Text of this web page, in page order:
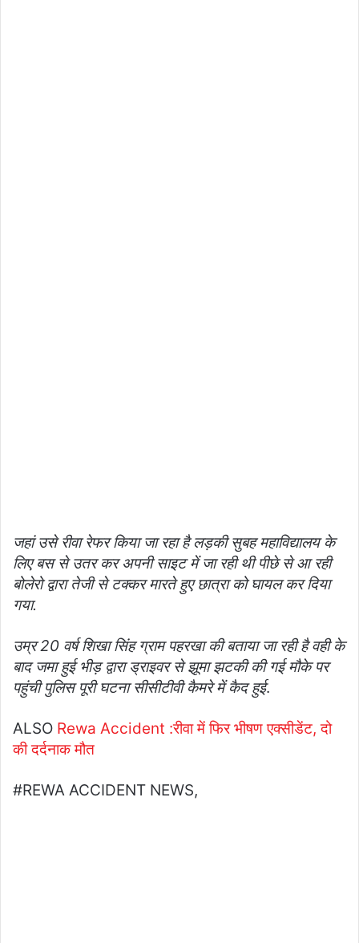
जहां उसे रीवा रेफर किया जा रहा है लड़की सुबह महाविद्यालय के
लिए बस से उतर कर अपनी साइट में जा रही थी पीछे से आ रही
बोलेरो द्वारा तेजी से टक्कर मारते हुए छात्रा को घायल कर दिया
गया.
उम्र 20 वर्ष शिखा सिंह ग्राम पहरखा की बताया जा रही है वही के
बाद जमा हुई भीड़ द्वारा ड्राइवर से झूमा झटकी की गई मौके पर
पहुंची पुलिस पूरी घटना सीसीटीवी कैमरे में कैद हुई.
ALSO Rewa Accident :रीवा में फिर भीषण एक्सीडेंट, दो
की दर्दनाक मौत
#REWA ACCIDENT NEWS,